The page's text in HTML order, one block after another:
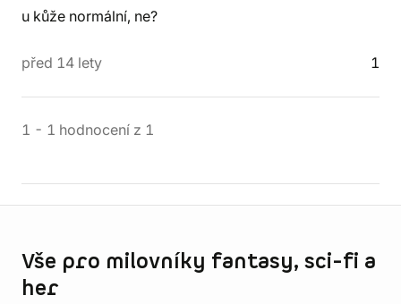
u kůže normální, ne?
před 14 lety 1
1 - 1 hodnocení z 1
Vše pro milovníky fantasy, sci-fi a
her